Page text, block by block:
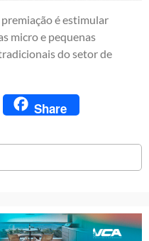
é estimular
micro e pequenas
do setor de
PrintFriendly
Share